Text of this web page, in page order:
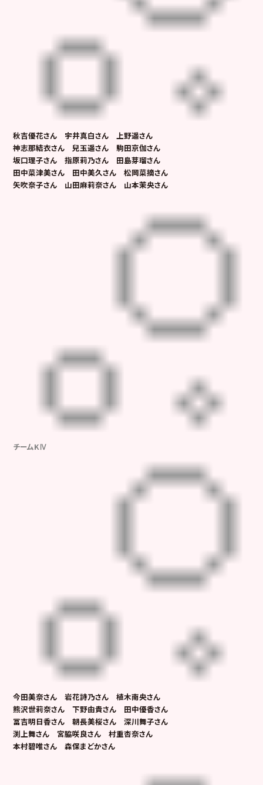
秋吉優花さん 宇井真白さん 上野遥さん
神志那結衣さん 兒玉遥さん 駒田京伽さん
坂口理子さん 指原莉乃さん 田島芽瑠さん
田中菜津美さん 田中美久さん 松岡菜摘さん
矢吹奈子さん 山田麻莉奈さん 山本茉央さん
チームKⅣ
今田美奈さん 岩花詩乃さん 植木南央さん
熊沢世莉奈さん 下野由貴さん 田中優香さん
冨吉明日香さん 朝長美桜さん 深川舞子さん
渕上舞さん 宮脇咲良さん 村重杏奈さん
本村碧唯さん 森保まどかさん